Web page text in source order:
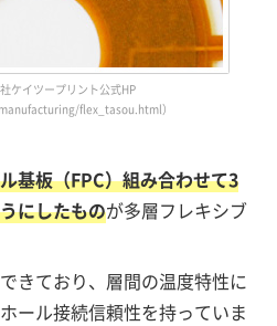
ケイツープリント公式HP
flex_tasou.html）
基板（FPC）組み合わせて3
にしたものが多層フレキシブ
きており、層間の温度特性に
ール接続信頼性を持っていま